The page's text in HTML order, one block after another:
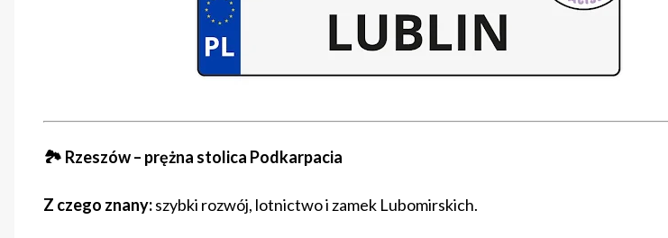
🏞️ Rzeszów – prężna stolica Podkarpacia
Z czego znany:szybki rozwój, lotnictwo i zamek Lubomirskich.